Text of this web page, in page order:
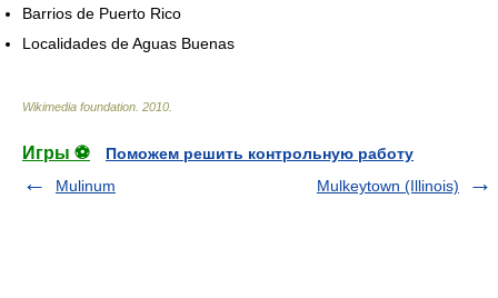
Barrios de Puerto Rico
Localidades de Aguas Buenas
Wikimedia foundation 2010
Игры ⚽
Поможем решить контрольную работу
Mulinum
Mulkeytown (Illinois)